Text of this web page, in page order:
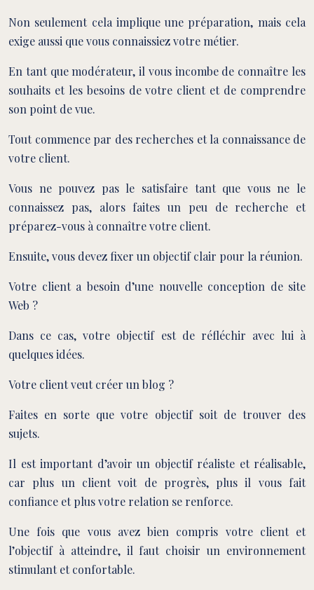
Non seulement cela implique une préparation, mais cela
exige aussi que vous connaissiez votre métier.
En tant que modérateur, il vous incombe de connaître les
souhaits et les besoins de votre client et de comprendre
son point de vue.
Tout commence par des recherches et la connaissance de
votre client.
Vous ne pouvez pas le satisfaire tant que vous ne le
connaissez pas, alors faites un peu de recherche et
préparez-vous à connaître votre client.
Ensuite, vous devez fixer un objectif clair pour la réunion.
Votre client a besoin d’une nouvelle conception de site
Web ?
Dans ce cas, votre objectif est de réfléchir avec lui à
quelques idées.
Votre client veut créer un blog ?
Faites en sorte que votre objectif soit de trouver des
sujets.
Il est important d’avoir un objectif réaliste et réalisable,
car plus un client voit de progrès, plus il vous fait
confiance et plus votre relation se renforce.
Une fois que vous avez bien compris votre client et
l’objectif à atteindre, il faut choisir un environnement
stimulant et confortable.